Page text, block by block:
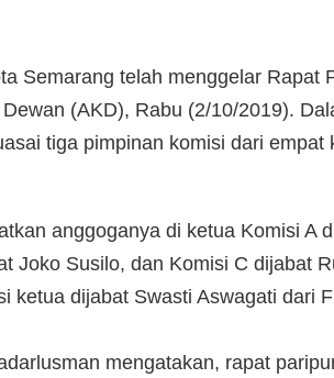
Semarang telah menggelar Rapat
(AKD), Rabu (2/10/2019).
tiga pimpinan komisi dari empat
anggoganya di ketua Komisi A
Joko Susilo, dan Komisi C dijabat
ketua dijabat Swasti Aswagati dari
mengatakan, rapat